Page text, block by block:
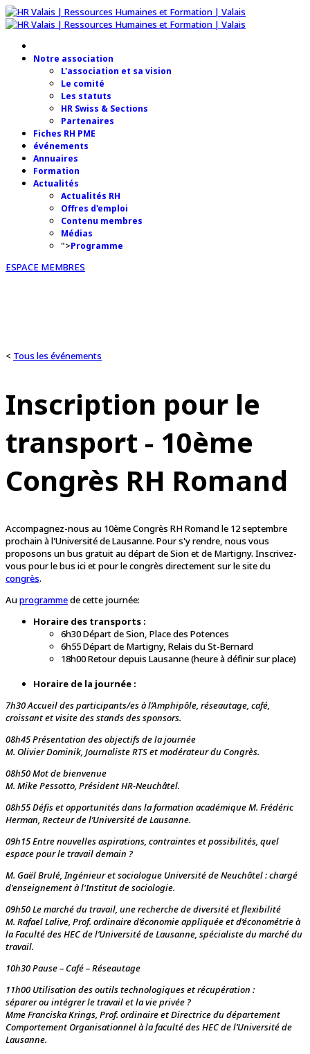
Notre association
L'association et sa vision
Le comité
Les statuts
HR Swiss & Sections
Partenaires
Fiches RH PME
événements
Annuaires
Formation
Actualités
Actualités RH
Offres d'emploi
Contenu membres
Médias
">Programme
ESPACE MEMBRES
< Tous les événements
Inscription pour le
transport - 10ème
Congrès RH Romand
Accompagnez-nous au 10ème Congrès RH Romand le 12 septembre
prochain à l'Université de Lausanne. Pour s'y rendre, nous vous
proposons un bus gratuit au départ de Sion et de Martigny. Inscrivez-
vous pour le bus ici et pour le congrès directement sur le site du
congrès.
Auprogrammede cette journée:
Horaire des transports :
6h30 Départ de Sion, Place des Potences
6h55 Départ de Martigny, Relais du St-Bernard
18h00 Retour depuis Lausanne (heure à définir sur place)
Horaire de la journée :
7h30 Accueil des participants/es à l’Amphipôle, réseautage, café,
croissant et visite des stands des sponsors.
08h45 Présentation des objectifs de la journée
M. Olivier Dominik, Journaliste RTS et modérateur du Congrès.
08h50 Mot de bienvenue
M. Mike Pessotto, Président HR-Neuchâtel.
08h55 Défis et opportunités dans la formation académique M. Frédéric
Herman, Recteur de l’Université de Lausanne.
09h15 Entre nouvelles aspirations, contraintes et possibilités, quel
espace pour le travail demain ?
M. Gaël Brulé, Ingénieur et sociologue Université de Neuchâtel : chargé
d'enseignement à l'Institut de sociologie.
09h50 Le marché du travail, une recherche de diversité et flexibilité
M. Rafael Lalive, Prof. ordinaire d’économie appliquée et d’économétrie à
la Faculté des HEC de l’Université de Lausanne, spécialiste du marché du
travail.
10h30 Pause – Café – Réseautage
11h00 Utilisation des outils technologiques et récupération :
séparer ou intégrer le travail et la vie privée ?
Mme Franciska Krings, Prof. ordinaire et Directrice du département
Comportement Organisationnel à la faculté des HEC de l’Université de
Lausanne.